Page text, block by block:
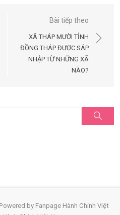
Bài tiếp theo
XÃ THÁP MƯỜI TỈNH
ĐỒNG THÁP ĐƯỢC SÁP
NHẬP TỪ NHỮNG XÃ
NÀO?
kiếm
by Fanpage Hành Chính Việt